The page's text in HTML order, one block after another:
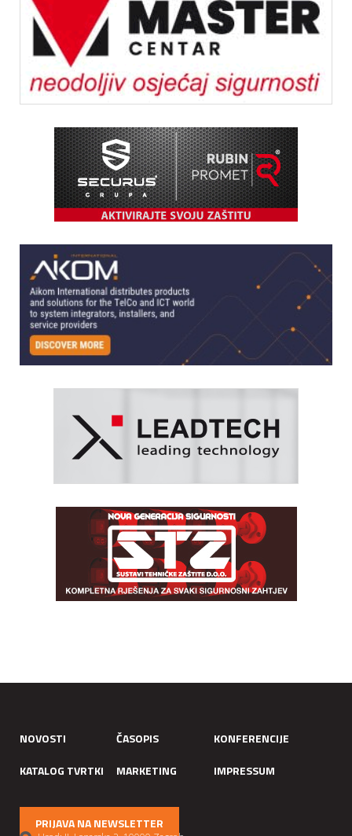
NOVOSTI ČASOPIS
KONFERENCIJE
KATALOG TVRTKI
MARKETING IMPRESSUM
PRIJAVA NA NEWSLETTER